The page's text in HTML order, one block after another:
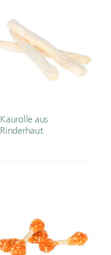
Kaurolle aus
Rinderhaut